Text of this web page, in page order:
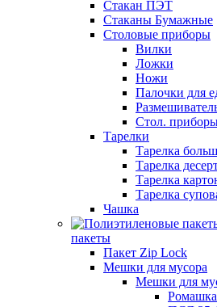
Стакан ПЭТ
Стаканы Бумажные
Столовые приборы
Вилки
Ложки
Ножи
Палочки для
Стол.
Тарелки
Тарелка
Тарелка
Тарелка
Тарелка
Чашка
пакеты
Пакет Zip Lock
Мешки для мусора
Мешки для